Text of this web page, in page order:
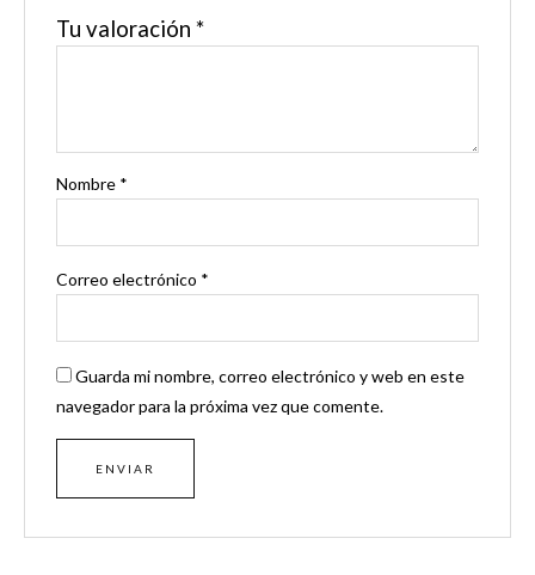
Tu valoración *
Nombre *
Correo electrónico *
Guarda mi nombre, correo electrónico y web en este
navegador para la próxima vez que comente.